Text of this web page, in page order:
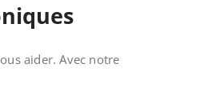
aider. Avec notre